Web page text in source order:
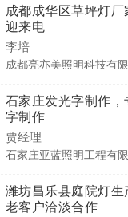
成都成华区草坪灯
迎来电
李培
成都亮亦美照明科技有
石家庄发光字制作
字制作
贾经理
石家庄亚蓝照明工程有
潍坊昌乐县庭院灯
老客户洽淡合作